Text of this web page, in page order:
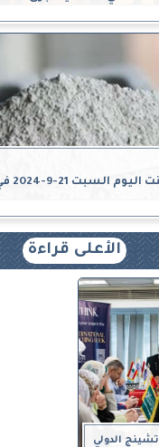
21-9-2024 في محافظة المنيا
الأعلى قراءة
الدولي